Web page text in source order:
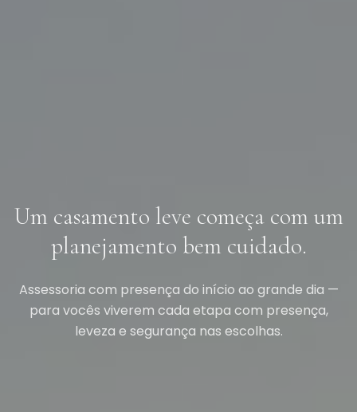
Um casamento leve começa com um
planejamento bem cuidado.
Assessoria com presença do início ao grande dia —
para vocês viverem cada etapa com presença,
leveza e segurança nas escolhas.